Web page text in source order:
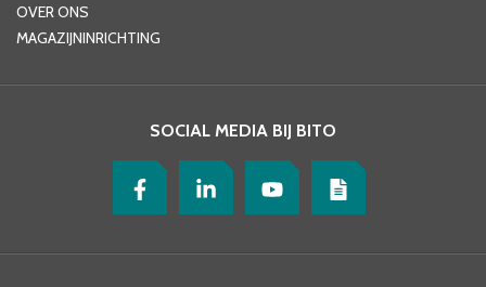
OVER ONS
MAGAZIJNINRICHTING
SOCIAL MEDIA BIJ BITO